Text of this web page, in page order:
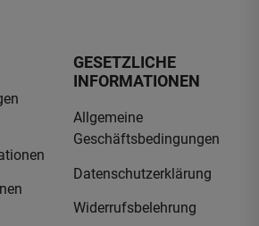
GESETZLICHE
INFORMATIONEN
Allgemeine
Geschäftsbedingungen
Datenschutzerklärung
Widerrufsbelehrung